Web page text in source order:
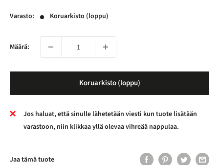
Varasto: Koruarkisto (loppu)
Määrä:
Koruarkisto (loppu)
Jos haluat, että sinulle lähetetään viesti kun tuote lisätään
varastoon, niin klikkaa yllä olevaa vihreää nappulaa.
Jaa tämä tuote